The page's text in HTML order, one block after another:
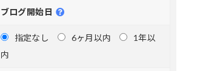
ブログ開始日
指定なし 6ヶ月以内
1年以
内